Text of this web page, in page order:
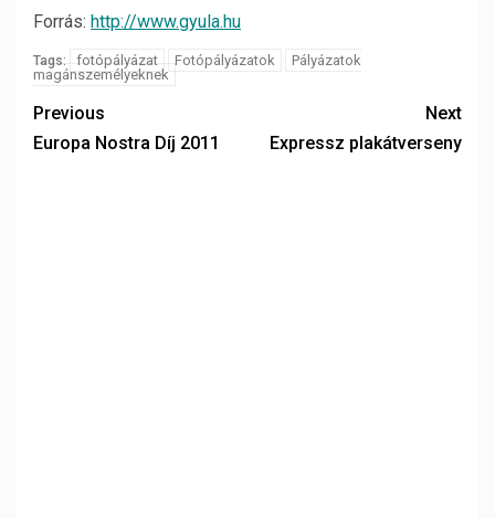
Forrás: http://www.gyula.hu
Tags: fotópályázat Fotópályázatok
Pályázatok
magánszemélyeknek
Previous
Europa Nostra Díj 2011
Next
Expressz plakátverseny